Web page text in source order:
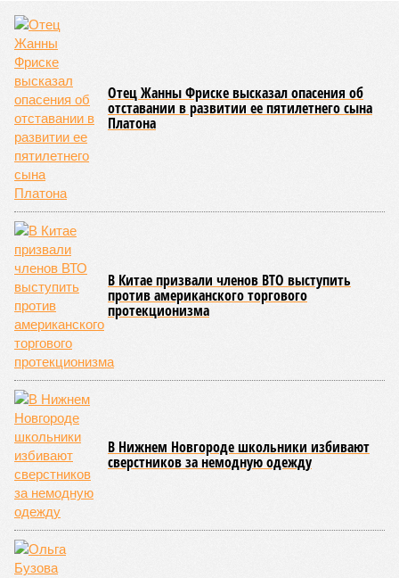
Отец Жанны Фриске высказал опасения об
отставании в развитии ее пятилетнего сына
Платона
В Китае призвали членов ВТО выступить
против американского торгового
протекционизма
В Нижнем Новгороде школьники избивают
сверстников за немодную одежду